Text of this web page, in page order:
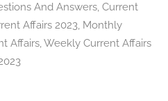
And Answers, Current
Affairs 2023, Monthly
Affairs,Weekly Current Affairs